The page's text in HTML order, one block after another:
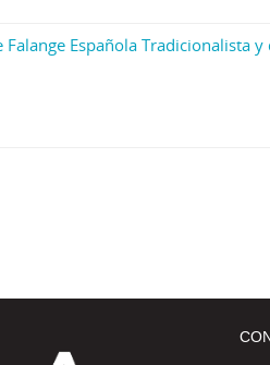
Española Tradicionalista y